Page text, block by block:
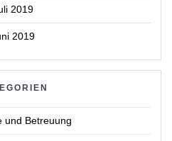
2019
2019
und Betreuung